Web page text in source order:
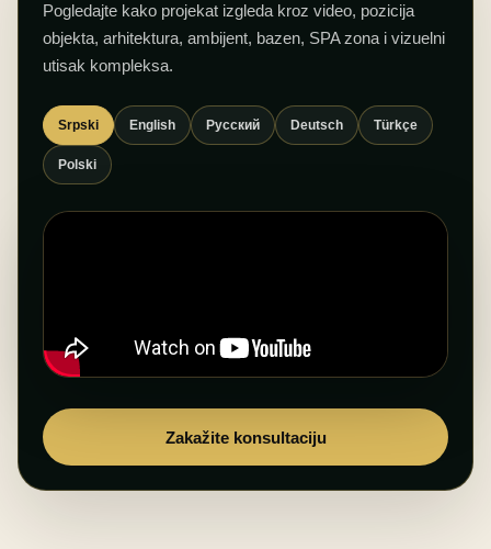
Pogledajte kako projekat izgleda kroz video, pozicija
objekta, arhitektura, ambijent, bazen, SPA zona i vizuelni
utisak kompleksa.
Srpski English Русский Deutsch Türkçe
Polski
Zakažite konsultaciju